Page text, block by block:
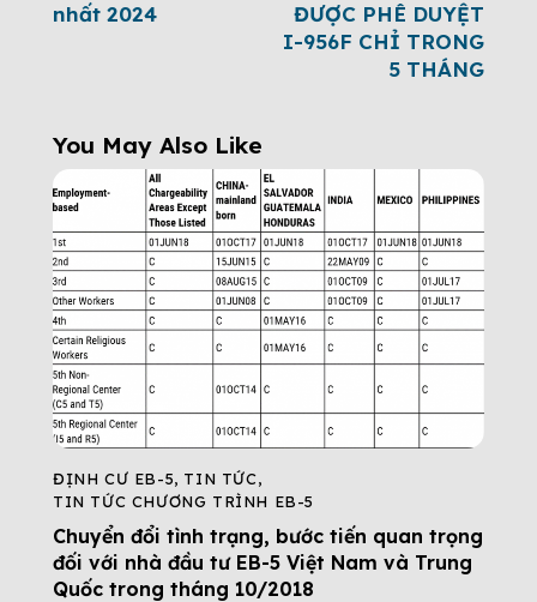
nhất 2024
ĐƯỢC PHÊ DUYỆT
I-956F CHỈ TRONG
5 THÁNG
You May Also Like
ĐỊNH CƯ EB-5, TIN TỨC,
TIN TỨC CHƯƠNG TRÌNH EB-5
Chuyển đổi tình trạng, bước tiến quan trọng
đối với nhà đầu tư EB-5 Việt Nam và Trung
Quốc trong tháng 10/2018